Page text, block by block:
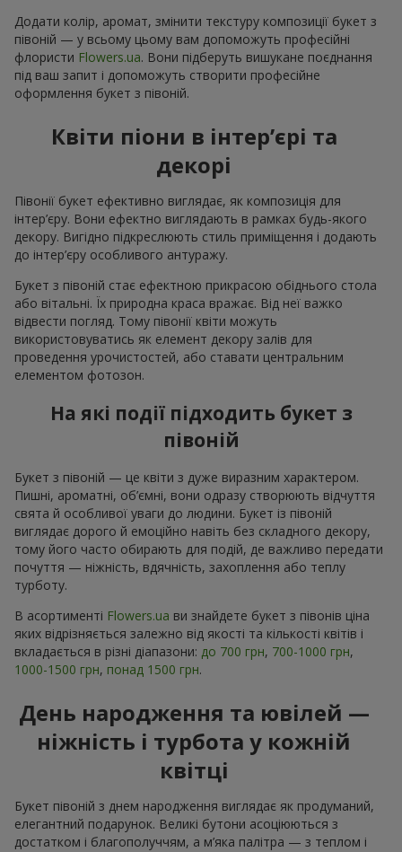
Додати колір, аромат, змінити текстуру композиції букет з
півоній — у всьому цьому вам допоможуть професійні
флористи Flowers.ua. Вони підберуть вишукане поєднання
під ваш запит і допоможуть створити професійне
оформлення букет з півоній.
Квіти піони в інтер’єрі та
декорі
Півонії букет ефективно виглядає, як композиція для
інтер’єру. Вони ефектно виглядають в рамках будь-якого
декору. Вигідно підкреслюють стиль приміщення і додають
до інтер’єру особливого антуражу.
Букет з півоній стає ефектною прикрасою обіднього стола
або вітальні. Їх природна краса вражає. Від неї важко
відвести погляд. Тому півонії квіти можуть
використовуватись як елемент декору залів для
проведення урочистостей, або ставати центральним
елементом фотозон.
На які події підходить букет з
півоній
Букет з півоній — це квіти з дуже виразним характером.
Пишні, ароматні, об’ємні, вони одразу створюють відчуття
свята й особливої уваги до людини. Букет із півоній
виглядає дорого й емоційно навіть без складного декору,
тому його часто обирають для подій, де важливо передати
почуття — ніжність, вдячність, захоплення або теплу
турботу.
В асортименті Flowers.ua ви знайдете букет з півонів ціна
яких відрізняється залежно від якості та кількості квітів і
вкладається в різні діапазони: до 700 грн, 700-1000 грн,
1000-1500 грн, понад 1500 грн.
День народження та ювілей —
ніжність і турбота у кожній
квітці
Букет півоній з днем народження виглядає як продуманий,
елегантний подарунок. Великі бутони асоціюються з
достатком і благополуччям, а м’яка палітра — з теплом і